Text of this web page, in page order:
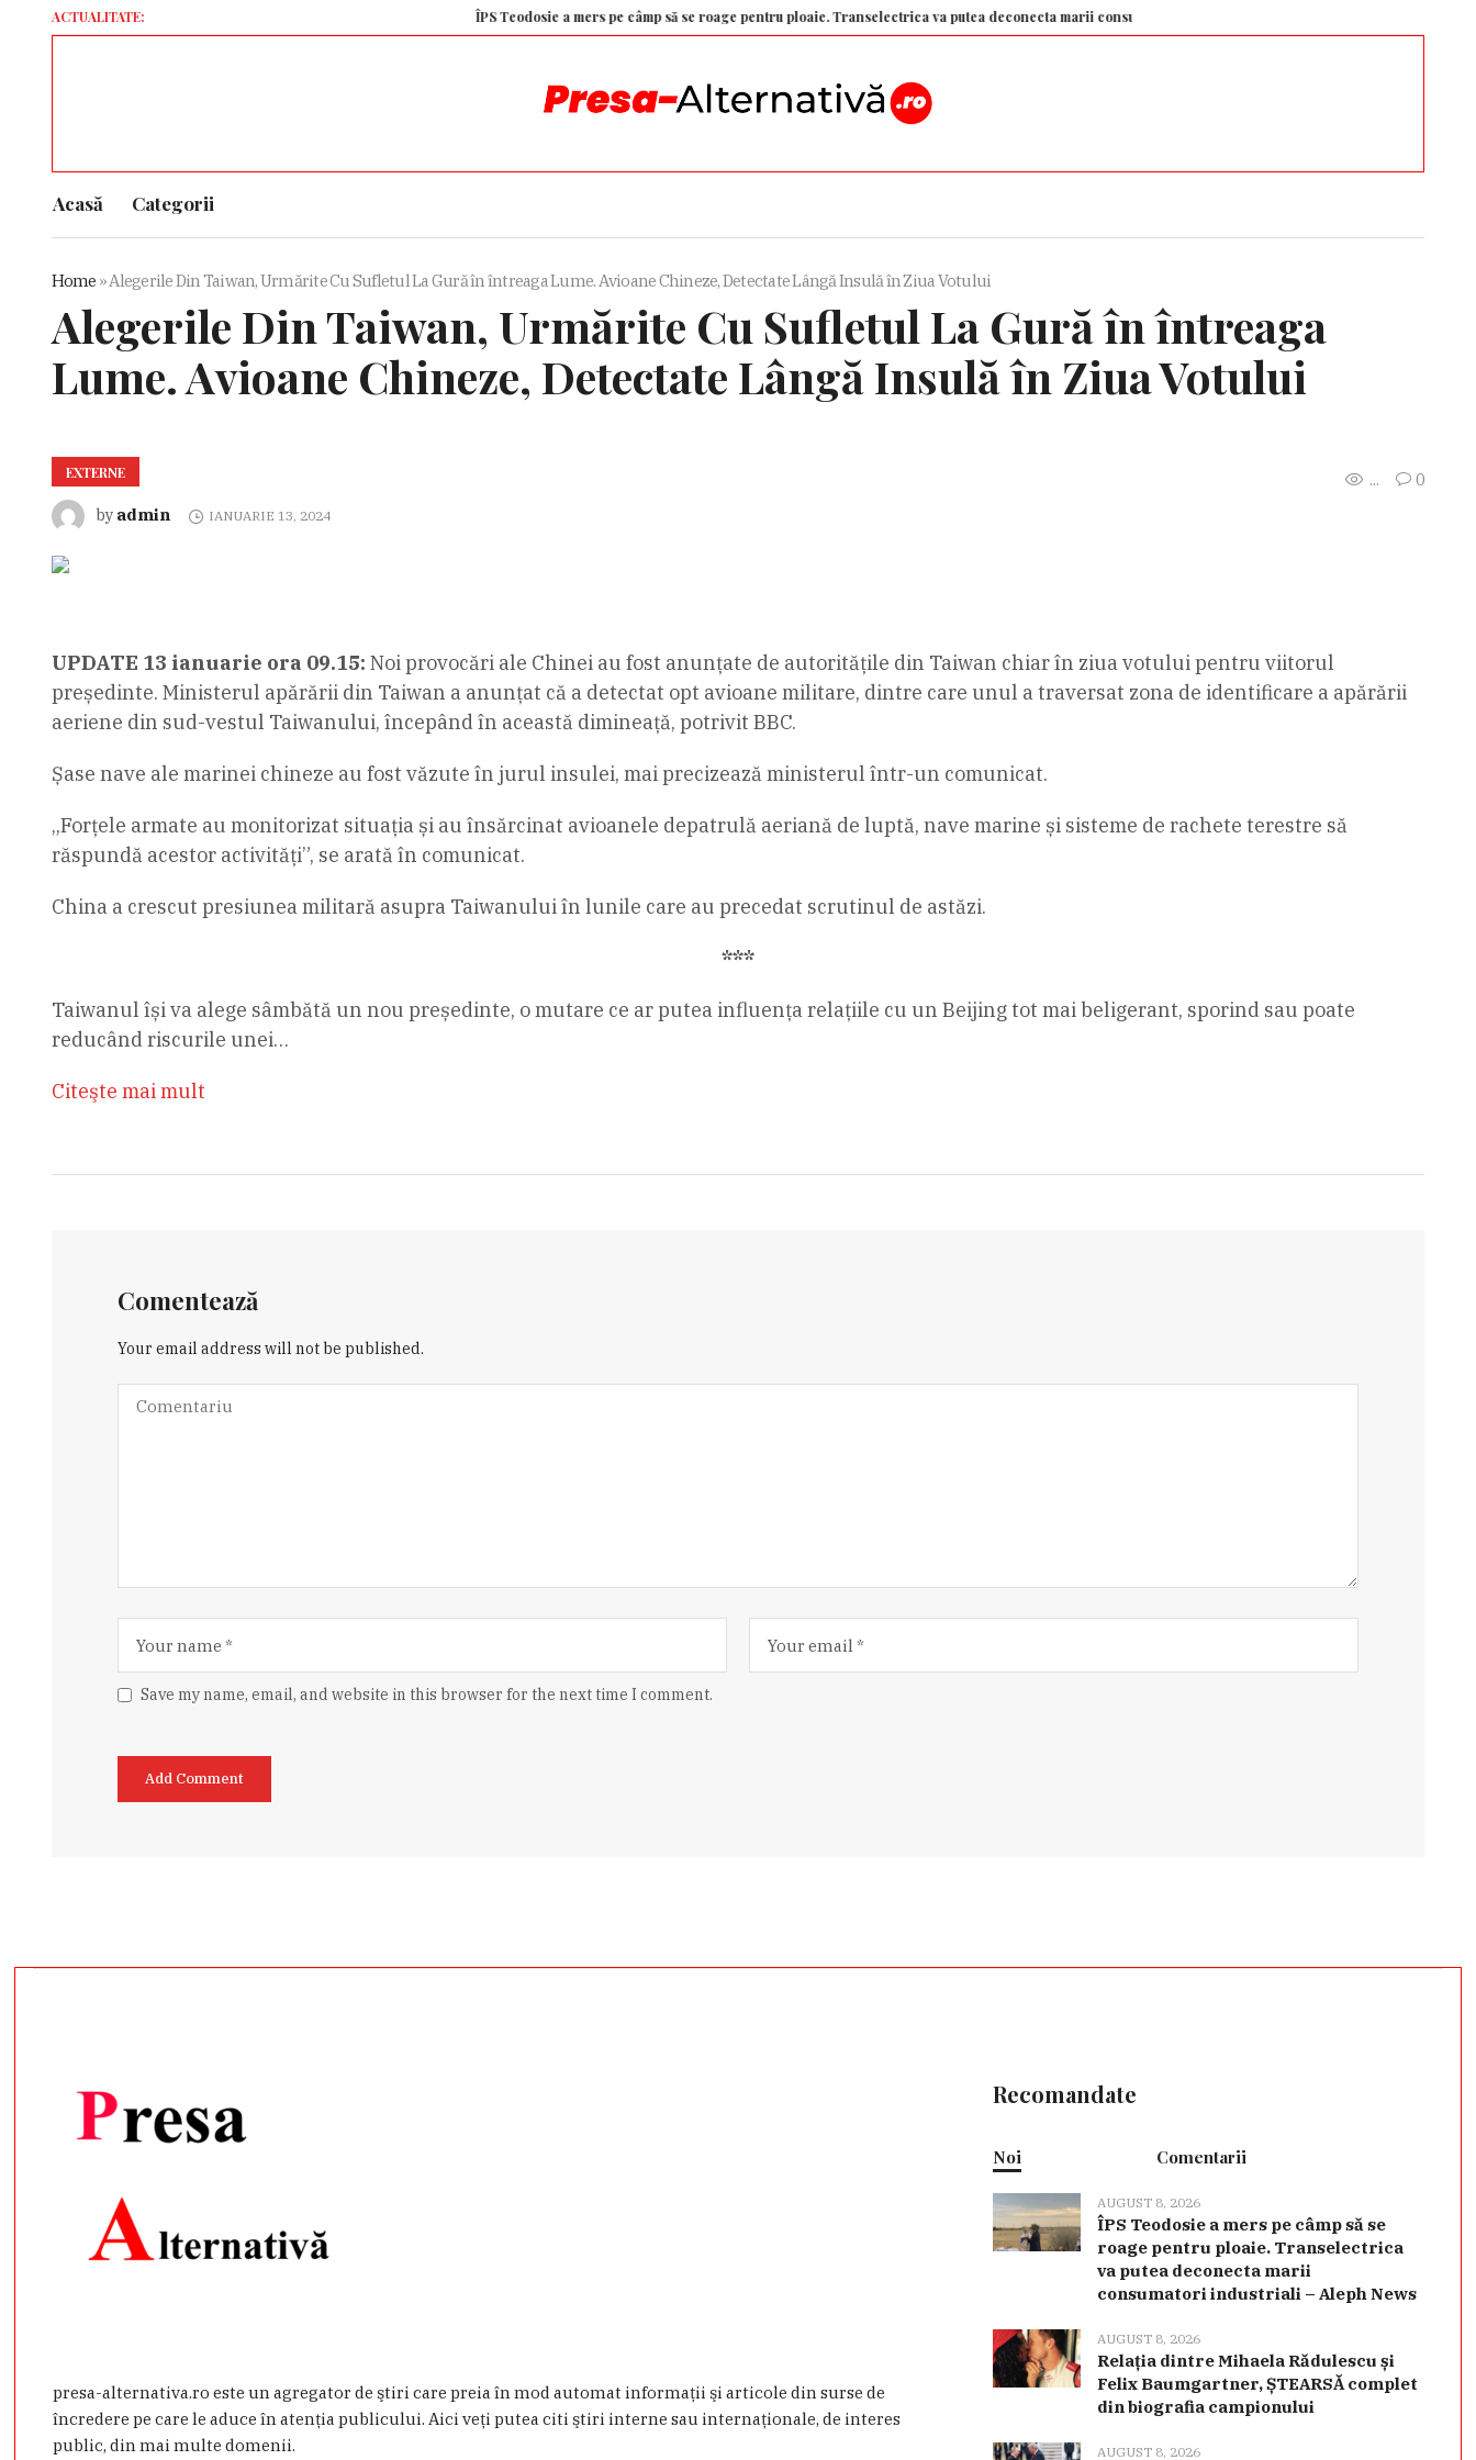
ACTUALITATE: ÎPS Teodosie a mers pe câmp să se roage pentru ploaie. Transelectrica va putea deconecta marii consumatori industriali – Aleph News
Acasă Categorii
Home »Alegerile Din Taiwan, Urmărite Cu Sufletul La Gură în întreaga Lume. Avioane Chineze, Detectate Lângă Insulă în Ziua Votului
Alegerile Din Taiwan, Urmărite Cu Sufletul La Gură în întreaga
Lume. Avioane Chineze, Detectate Lângă Insulă în Ziua Votului
EXTERNE ...
0
by admin IANUARIE 13, 2024
UPDATE 13 ianuarie ora 09.15: Noi provocări ale Chinei au fost anunțate de autoritățile din Taiwan chiar în ziua votului pentru viitorul
președinte. Ministerul apărării din Taiwan a anunțat că a detectat opt avioane militare, dintre care unul a traversat zona de identificare a apărării
aeriene din sud-vestul Taiwanului, începând în această dimineață, potrivit BBC.
Șase nave ale marinei chineze au fost văzute în jurul insulei, mai precizează ministerul într-un comunicat.
„Forțele armate au monitorizat situația și au însărcinat avioanele depatrulă aeriană de luptă, nave marine și sisteme de rachete terestre să
răspundă acestor activități”, se arată în comunicat.
China a crescut presiunea militară asupra Taiwanului în lunile care au precedat scrutinul de astăzi.
***
Taiwanul își va alege sâmbătă un nou președinte, o mutare ce ar putea influența relațiile cu un Beijing tot mai beligerant, sporind sau poate
reducând riscurile unei…
Citeşte mai mult
Comentează
Your email address will not be published.
Save my name, email, and website in this browser for the next time I comment.
presa-alternativa.ro este un agregator de ştiri care preia în mod automat informaţii şi articole din surse de
încredere pe care le aduce în atenţia publicului. Aici veţi putea citi ştiri interne sau internaţionale, de interes
public, din mai multe domenii.
Recomandate
Noi Comentarii
AUGUST 8, 2026
ÎPS Teodosie a mers pe câmp să se
roage pentru ploaie. Transelectrica
va putea deconecta marii
consumatori industriali – Aleph News
AUGUST 8, 2026
Relația dintre Mihaela Rădulescu și
Felix Baumgartner, ȘTEARSĂ complet
din biografia campionului
AUGUST 8, 2026